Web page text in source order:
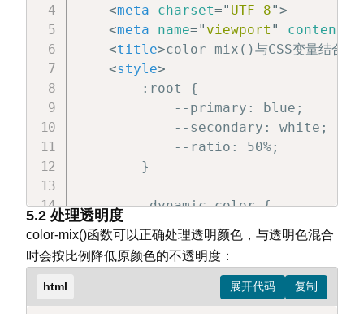
        .example-3 {
/* 三种颜色混合：红20%、绿
background-color:
        }
color-box example-1
class = color-box example-3
</body
</html >
<meta charset=" UTF-8">
<meta name=" viewport " content
<title>color-mix()与CSS变量结合使
<style>
        :root {
            --primary: blue;
            --secondary: white;
            --ratio: 50%;
        }
        .dynamic-color {
            width: 200px;
            height: 120px;
            margin: 20px auto;
            border: 1px solid #ccc;
/* 使用CSS变量与color-
5.2 处理透明度
color-mix()函数可以正确处理透明颜色，与透明色混合
时会按比例降低原颜色的不透明度：
html